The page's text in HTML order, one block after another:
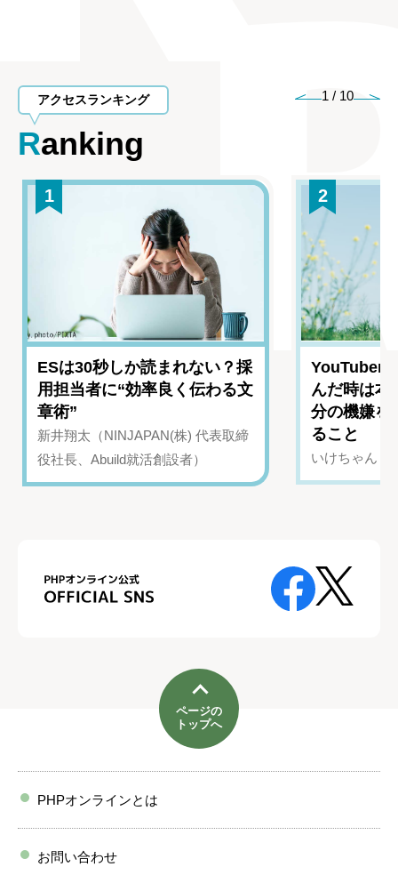
アクセスランキング
Ranking
1 / 10
1
ESは30秒しか読まれない？採
用担当者に“効率良く伝わる文
章術”
新井翔太（NINJAPAN(株) 代表取締
役社長、Abuild就活創設者）
2
YouTuber
んだ時は
分の機嫌を
ること
いけちゃん（
ページの
トップへ
PHPオンラインとは
お問い合わせ